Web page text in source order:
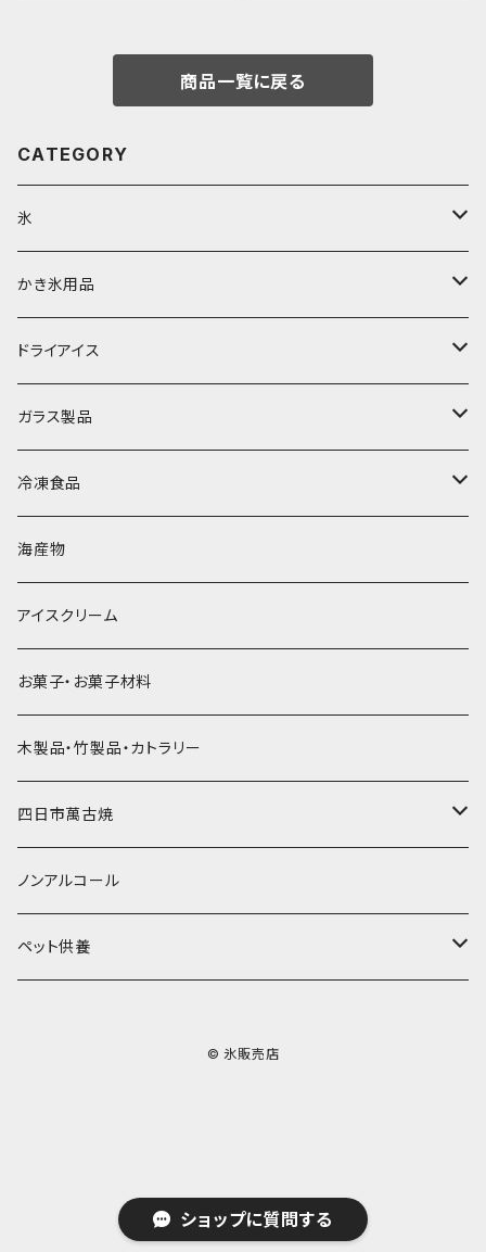
ショップに質問する
商品一覧に戻る
CATEGORY
氷
富士天然水の氷
丸氷
直径70mm
直径65mm
角氷
砕氷
氷河の氷
氷アイテム
かき氷用品
かき氷シロップ
無果汁1.8Lパック
無果汁1Lパック
無添加瓶シロップ
かき氷機・かき氷器
かき氷カップ
発泡スチロール無地-使い捨て
発泡スチロールプリント柄
かき氷スプーン・スプーンストロー
プラスチック・スプーン
プラスチック・スプーンストロー
コンデンスミルク・練乳・あんこ
かき氷セット
その他かき氷用品
ドライアイス
ドライアイス3ｋｇ
ドライアイス4ｋｇ
ドライアイス5ｋｇ
ドライアイス8ｋｇ
ドライアイス10ｋｇ
ドライアイス15ｋｇ
ドライアイス20ｋｇ
ドライアイス25ｋｇ
ガラス製品
オンザロック・グラス
ビール・グラス
タンブラー
かき氷器
冷凍食品
肉まん・あんまん
パスタ・スパゲッティ
惣菜
海産物
アイスクリーム
お菓子・お菓子材料
木製品・竹製品・カトラリー
四日市萬古焼
土鍋・土釜
一般土鍋
皿・椀・丼・小物
ノンアルコール
ペット供養
葬祭用ドライアイス
© 氷販売店